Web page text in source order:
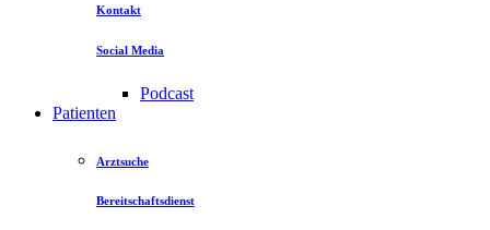
Kontakt
Social Media
Podcast
Patienten
Arztsuche
Bereitschaftsdienst